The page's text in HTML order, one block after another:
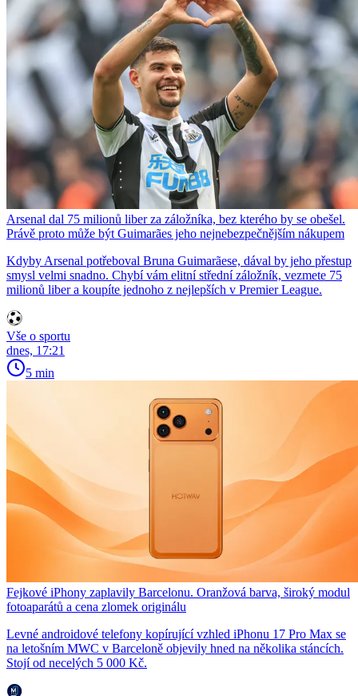
Arsenal dal 75 milionů liber za záložníka, bez kterého by se obešel.
Právě proto může být Guimarães jeho nejnebezpečnějším nákupem
Kdyby Arsenal potřeboval Bruna Guimarãese, dával by jeho přestup
smysl velmi snadno. Chybí vám elitní střední záložník, vezmete 75
milionů liber a koupíte jednoho z nejlepších v Premier League.
Vše o sportu
dnes, 17:21
5 min
Fejkové iPhony zaplavily Barcelonu. Oranžová barva, široký modul
fotoaparátů a cena zlomek originálu
Levné androidové telefony kopírující vzhled iPhonu 17 Pro Max se
na letošním MWC v Barceloně objevily hned na několika stáncích.
Stojí od necelých 5 000 Kč.